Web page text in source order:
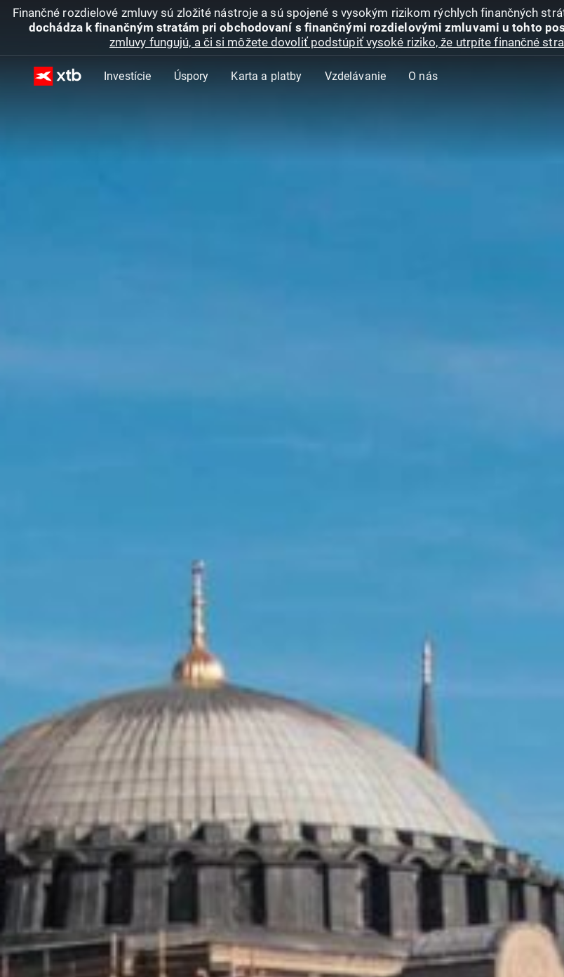
Finančné rozdielové zmluvy sú zložité nástroje a sú spojené s vysokým rizikom rýchlych finančných
dochádza k finančným stratám pri obchodovaní s finančnými rozdielovými zmluvami u tohto
zmluvy fungujú, a či si môžete dovoliť podstúpiť vysoké riziko, že utrpíte finančné
Investície Úspory Karta a platby Vzdelávanie O nás